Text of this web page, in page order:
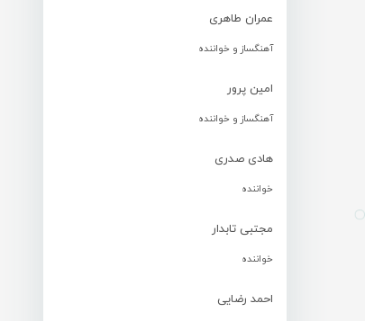
عمران طاهری
آهنگساز و خواننده
امین پرور
آهنگساز و خواننده
هادی صدری
خواننده
مجتبی تابدار
خواننده
احمد رضایی